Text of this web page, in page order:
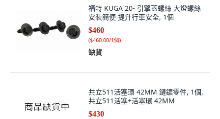
福特 KUGA 20- 引擎蓋螺絲 大燈螺絲
安裝簡便 提升行車安全, 1個
$460
($460.00/1個)
缺貨
共立511活塞環 42MM 鏈鋸零件, 1個,
共立511活塞+活塞環 42MM
$430